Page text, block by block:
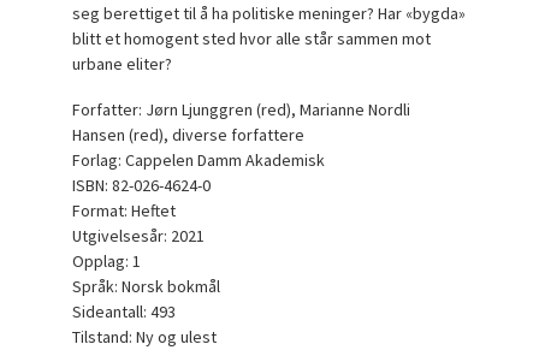
seg berettiget til å ha politiske meninger? Har «bygda»
blitt et homogent sted hvor alle står sammen mot
urbane eliter?
Forfatter: Jørn Ljunggren (red), Marianne Nordli
Hansen (red), diverse forfattere
Forlag: Cappelen Damm Akademisk
ISBN: 82-026-4624-0
Format: Heftet
Utgivelsesår: 2021
Opplag: 1
Språk: Norsk bokmål
Sideantall: 493
Tilstand: Ny og ulest